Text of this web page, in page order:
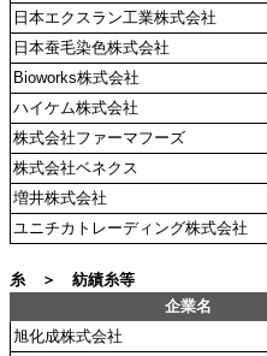
日本エクスラン工業株式会社
日本蚕毛染色株式会社
Bioworks株式会社
ハイケム株式会社
株式会社ファーマフーズ
株式会社ベネクス
増井株式会社
ユニチカトレーディング株式会社
糸 ＞ 紡績糸等
企業名
旭化成株式会社